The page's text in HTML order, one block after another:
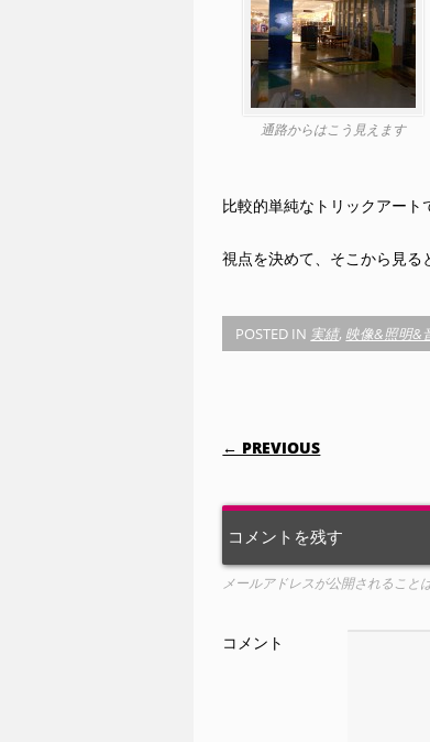
通路からはこう見えます
比較的単純なトリックアート
視点を決めて、そこから見る
POSTED IN 実績, 映像&照明&
POST
← PREVIOUS
コメントを残す
メールアドレスが公開されること
コメント